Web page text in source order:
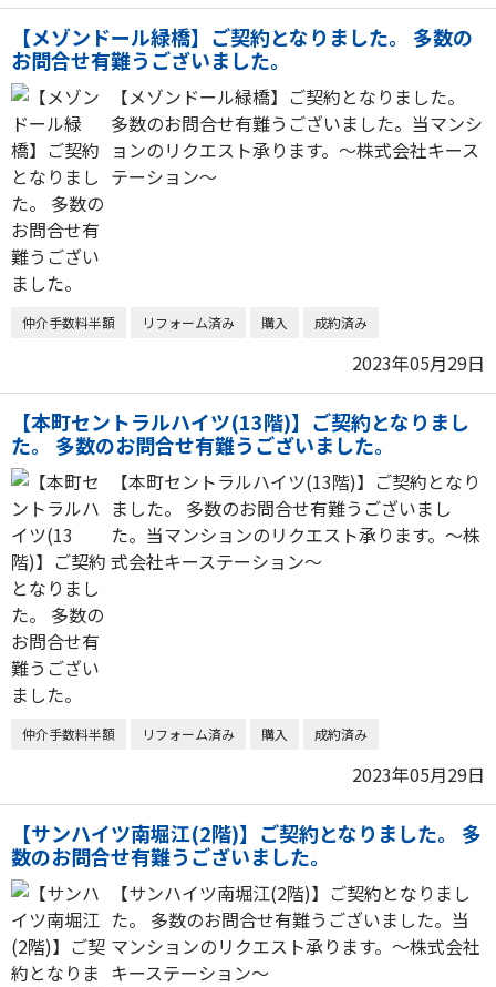
【メゾンドール緑橋】ご契約となりました。 多数の
お問合せ有難うございました。
【メゾンドール緑橋】ご契約となりました。
多数のお問合せ有難うございました。当マンシ
ョンのリクエスト承ります。～株式会社キース
テーション～
仲介手数料半額 リフォーム済み 購入 成約済み
2023年05月29日
【本町セントラルハイツ(13階)】ご契約となりまし
た。 多数のお問合せ有難うございました。
【本町セントラルハイツ(13階)】ご契約となり
ました。 多数のお問合せ有難うございまし
た。当マンションのリクエスト承ります。～株
式会社キーステーション～
仲介手数料半額 リフォーム済み 購入 成約済み
2023年05月29日
【サンハイツ南堀江(2階)】ご契約となりました。 多
数のお問合せ有難うございました。
【サンハイツ南堀江(2階)】ご契約となりまし
た。 多数のお問合せ有難うございました。当
マンションのリクエスト承ります。～株式会社
キーステーション～